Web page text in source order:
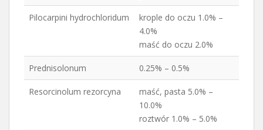
Pilocarpini hydrochloridum
krople do oczu 1.0% –
4.0%
maść do oczu 2.0%
Prednisolonum 0.25% – 0.5%
Resorcinolum rezorcyna
maść, pasta 5.0% –
10.0%
roztwór 1.0% – 5.0%